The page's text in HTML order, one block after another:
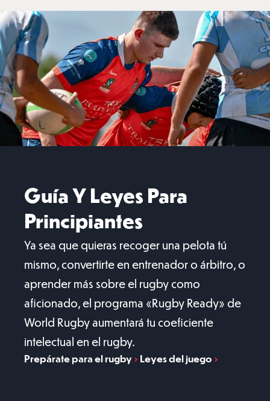
Guía Y Leyes Para
Principiantes
Ya sea que quieras recoger una pelota tú
mismo, convertirte en entrenador o árbitro, o
aprender más sobre el rugby como
aficionado, el programa «Rugby Ready» de
World Rugby aumentará tu coeficiente
intelectual en el rugby.
Prepárate para el rugby Leyes del juego